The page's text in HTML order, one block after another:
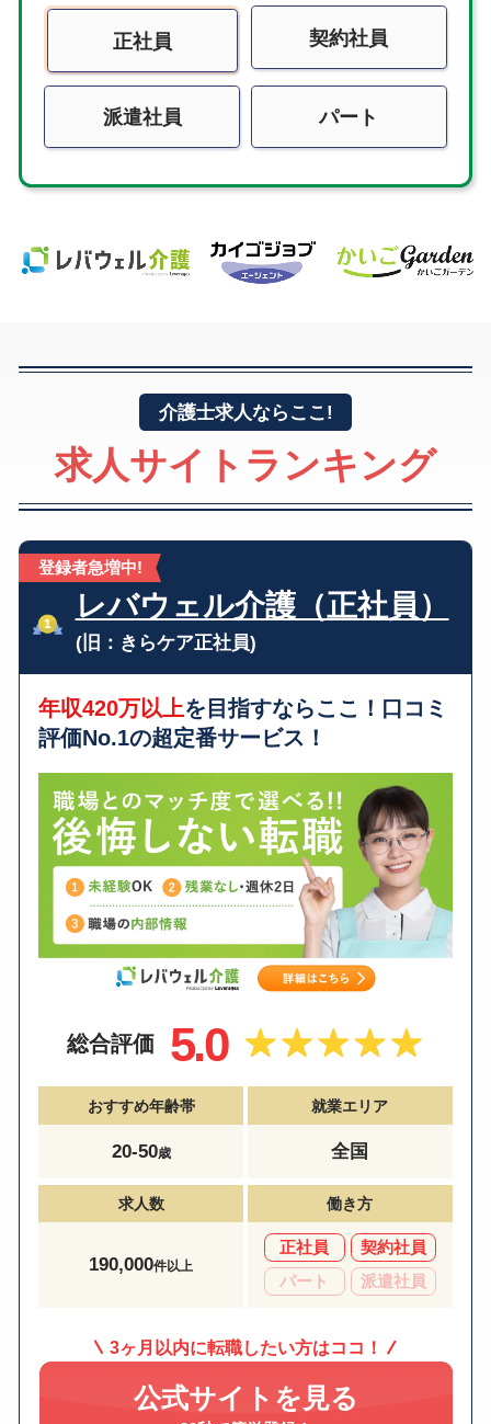
正社員 契約社員
派遣社員 パート
介護士求人ならここ!
求人サイトランキング
登録者急増中!
レバウェル介護（正社員）
(旧：きらケア正社員)
年収420万以上を目指すならここ！口コミ
評価No.1の超定番サービス！
総合評価 5.0
おすすめ年齢帯
20-50歳
就業エリア
全国
求人数
190,000件以上
働き方
正社員
契約社員
パート
派遣社員
3ヶ月以内に転職したい方はココ！
公式サイトを見る